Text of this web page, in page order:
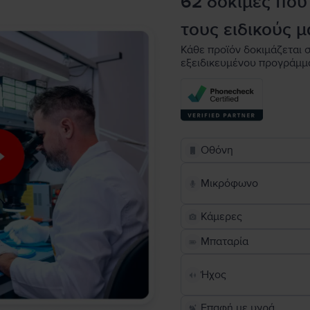
τους ειδικούς
Κάθε προϊόν δοκιμάζεται
εξειδικευμένου
Οθόνη
Μικρόφωνο
Κάμερες
Μπαταρία
Ήχος